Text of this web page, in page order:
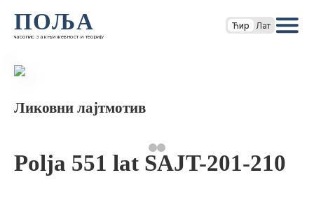
ПОЉА
часопис за књижевност и теорију
Ћир Лат
Ликовни лајтмотив
Polja 551 lat SAJT-201-210